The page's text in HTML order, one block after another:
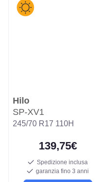
Hilo
SP-XV1
245/70 R17 110H
139,75€
Spedizione inclusa
garanzia fino 3 anni